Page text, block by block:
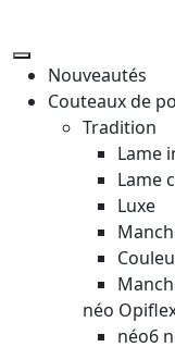
Nouveautés
Couteaux de
Tradition
Lame
Lame
Luxe
néo
néo6